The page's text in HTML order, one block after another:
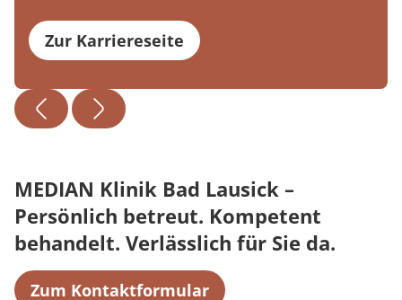
Zur Karriereseite
MEDIAN Klinik Bad Lausick –
Persönlich betreut. Kompetent
behandelt. Verlässlich für Sie da.
Zum Kontaktformular